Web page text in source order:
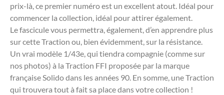
prix-là, ce premier numéro est un excellent atout. Idéal pour
commencer la collection, idéal pour attirer également.
Le fascicule vous permettra, également, d’en apprendre plus
sur cette Traction ou, bien évidemment, sur la résistance.
Un vrai modèle 1/43e, qui tiendra compagnie (comme sur
nos photos) à la Traction FFI proposée par la marque
française Solido dans les années 90. En somme, une Traction
qui trouvera tout à fait sa place dans votre collection !